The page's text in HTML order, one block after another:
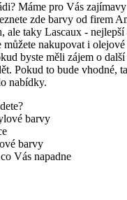
Máme pro Vás
zde barvy od firem
ale taky Lascaux -
můžete nakupovat i
byste měli zájem o
Pokud to bude vhodné,
nabídky.
barvy
barvy
Vás napadne